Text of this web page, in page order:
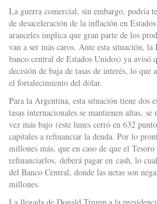
La guerra comercial, sin embargo, podría
de desaceleración de la inflación en
aranceles implica que gran parte de los
van a ser más caros. Ante esta situación, la
banco central de Estados Unidos) ya avisó
decisión de baja de tasas de interés, lo que
el fortalecimiento del dólar.
Para la Argentina, esta situación tiene dos
tasas internacionales se mantienen altas, se
vez más bajo (este lunes cerró en 632
capitales a refinanciar la deuda. Por lo
millones más, que en caso de que el Tesoro
refinanciarlos, deberá pagar en cash, lo
del Banco Central, donde las netas son
millones.